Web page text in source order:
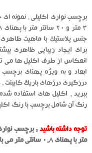
رای
دهنده
برچسب نواری اکلیلی ، نمونه
جنس پلاستیک با ماهیت
برای ایجاد زیبایی ظاهری
انعکاس از طرف اکلیل ها می
ابعاد و به ویژه پهنای برچسب
درزگیری درزهای باریک
ببرید . اکلیل های استفاده
رنگ آن شامل برچسب با رنگ
توجه داشته باشید
متر با پهنای 0.8 سانتی متر می باشد .